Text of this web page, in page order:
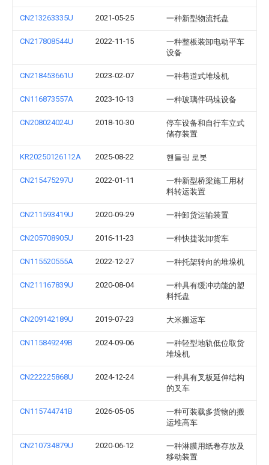
CN213263335U 2021-05-25 一种新型物流托盘
CN217808544U 2022-11-15
一种整板装卸电动平车
设备
CN218453661U 2023-02-07 一种巷道式堆垛机
CN116873557A 2023-10-13 一种玻璃件码垛设备
CN208024024U 2018-10-30
停车设备和自行车立式
储存装置
KR20250126112A 2025-08-22 핸들링 로봇
CN215475297U 2022-01-11
一种新型桥梁施工用材
料转运装置
CN211593419U 2020-09-29 一种卸货运输装置
CN205708905U 2016-11-23 一种快捷装卸货车
CN115520555A 2022-12-27 一种托架转向的堆垛机
CN211167839U 2020-08-04
一种具有缓冲功能的塑
料托盘
CN209142189U 2019-07-23 大米搬运车
CN115849249B 2024-09-06
一种轻型地轨低位取货
堆垛机
CN222225868U 2024-12-24
一种具有叉板延伸结构
的叉车
CN115744741B 2026-05-05
一种可装载多货物的搬
运堆高车
CN210734879U 2020-06-12
一种淋膜用纸卷存放及
移动装置